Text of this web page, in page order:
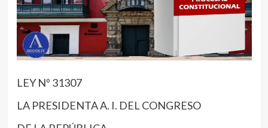
LEY Nº 31307
LA PRESIDENTA A. I. DEL CONGRESO